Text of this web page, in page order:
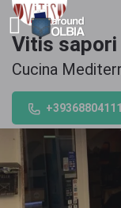
Vitis sapori
Cucina